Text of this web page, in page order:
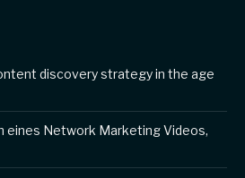
discovery strategy in the age
eines Network Marketing Videos,